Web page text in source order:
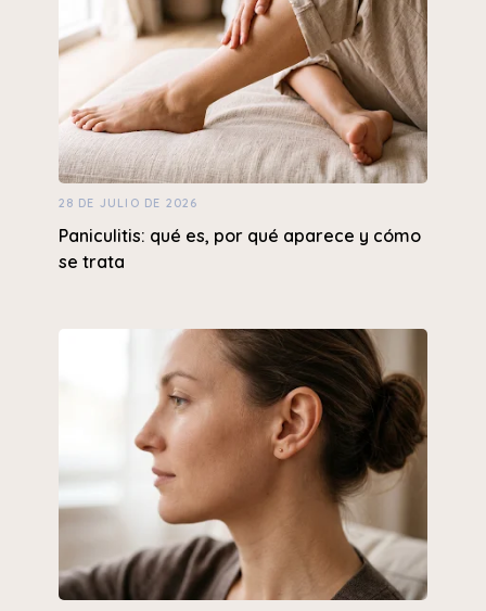
28 DE JULIO DE 2026
Paniculitis: qué es, por qué aparece y cómo
se trata